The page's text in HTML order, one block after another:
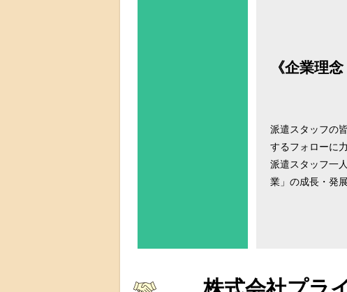
《企業理
派遣スタッフの
するフォローに
派遣スタッフ一
業」の成長・発